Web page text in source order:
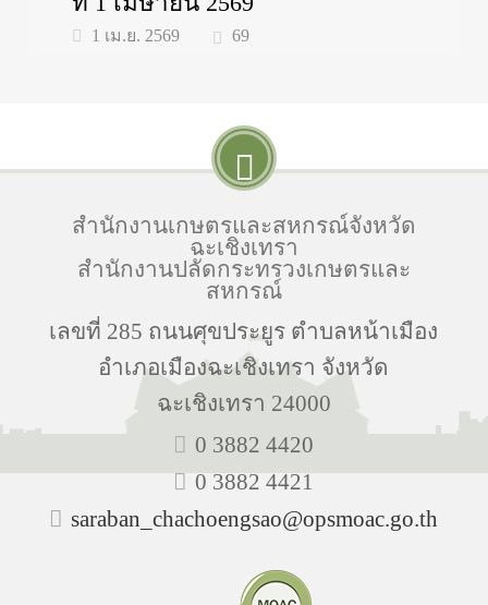
1 เม.ย. 2569 69
สำนักงานเกษตรและสหกรณ์จังหวัด
ฉะเชิงเทรา
สำนักงานปลัดกระทรวงเกษตรและ
สหกรณ์
เลขที่ 285 ถนนศุขประยูร ตำบลหน้าเมือง
อำเภอเมืองฉะเชิงเทรา จังหวัด
ฉะเชิงเทรา 24000
0 3882 4420
0 3882 4421
saraban_chachoengsao@opsmoac.go.th